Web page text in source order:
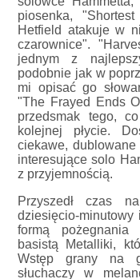
piosenka,
Hetfield atakuje w
czarownice".
jednym z
podobnie jak w
mi opisać go
"The Frayed Ends
przedsmak tego,
kolejnej płycie.
ciekawe,
interesujące solo
z przyjemnością.
Przyszedł czas
dziesięcio-minutowy
formą pożegnania
basistą Metalliki,
Wstęp grany na
słuchaczy w